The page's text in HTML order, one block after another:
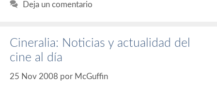
Deja un comentario
Cineralia: Noticias y actualidad del
cine al día
25 Nov 2008 por McGuffin